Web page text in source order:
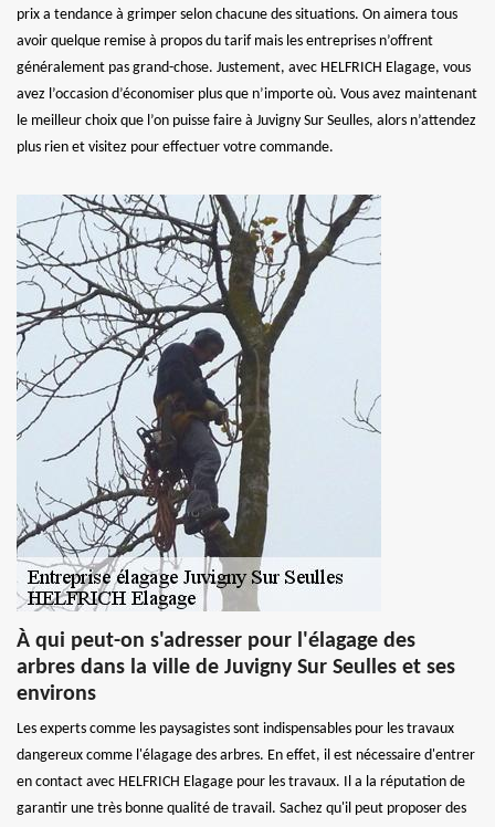
prix a tendance à grimper selon chacune des situations. On aimera tous
avoir quelque remise à propos du tarif mais les entreprises n’offrent
généralement pas grand-chose. Justement, avec HELFRICH Elagage, vous
avez l’occasion d’économiser plus que n’importe où. Vous avez maintenant
le meilleur choix que l’on puisse faire à Juvigny Sur Seulles, alors n’attendez
plus rien et visitez pour effectuer votre commande.
À qui peut-on s'adresser pour l'élagage des
arbres dans la ville de Juvigny Sur Seulles et ses
environs
Les experts comme les paysagistes sont indispensables pour les travaux
dangereux comme l'élagage des arbres. En effet, il est nécessaire d'entrer
en contact avec HELFRICH Elagage pour les travaux. Il a la réputation de
garantir une très bonne qualité de travail. Sachez qu'il peut proposer des